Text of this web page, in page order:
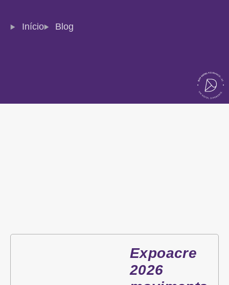
Início Blog
Expoacre
2026